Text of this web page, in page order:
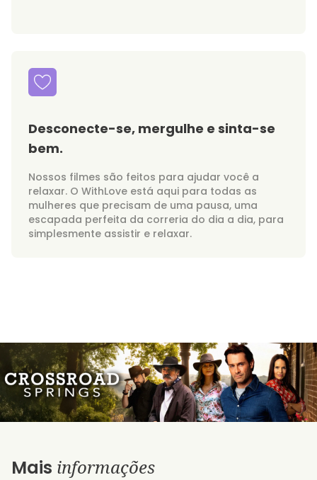
Desconecte-se, mergulhe e sinta-se
bem.
Nossos filmes são feitos para ajudar você a
relaxar. O WithLove está aqui para todas as
mulheres que precisam de uma pausa, uma
escapada perfeita da correria do dia a dia, para
simplesmente assistir e relaxar.
Mais informações